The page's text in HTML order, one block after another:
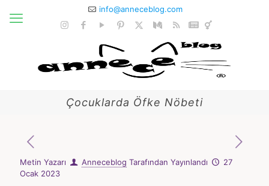
info@anneceblog.com
Çocuklarda Öfke Nöbeti
Metin Yazarı Anneceblog Tarafından Yayınlandı
27
Ocak 2023